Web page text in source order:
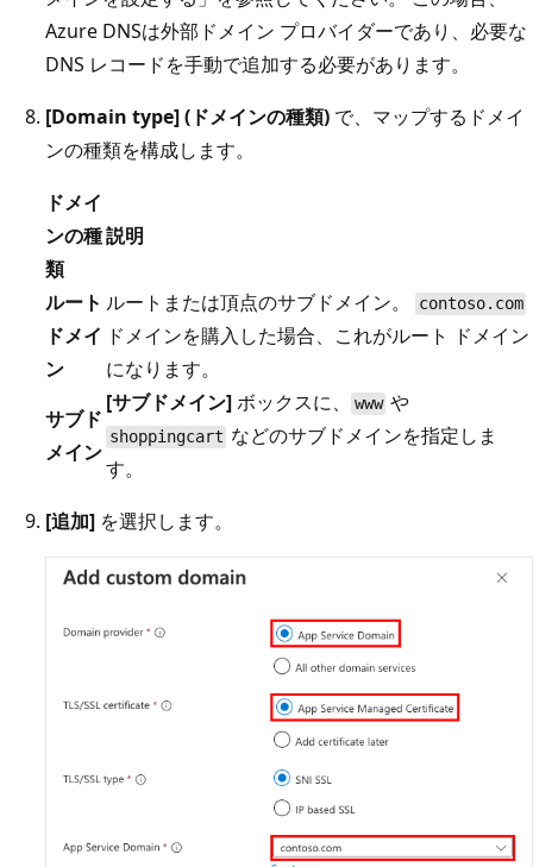
Azure DNSは外部ドメイン プロバイダーであり、必要な
DNS レコードを手動で追加する必要があります。
[Domain type] (ドメインの種類) で、マップするドメイ
ンの種類を構成します。
ドメイ
ンの種
類
説明
ルート
ドメイ
ン
ルートまたは頂点のサブドメイン。 contoso.com
ドメインを購入した場合、これがルート ドメイン
になります。
サブド
メイン
[サブドメイン]ボックスに、 www や
shoppingcart などのサブドメインを指定しま
す。
[追加] を選択します。